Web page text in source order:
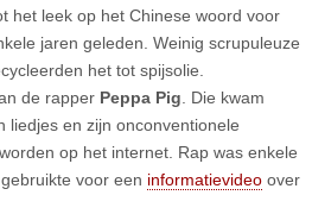
het leek op het Chinese woord voor
jaren geleden. Weinig scrupuleuze
het tot spijsolie.
de rapper Peppa Pig. Die kwam
liedjes en zijn onconventionele
op het internet. Rap was enkele
voor een informatievideo over